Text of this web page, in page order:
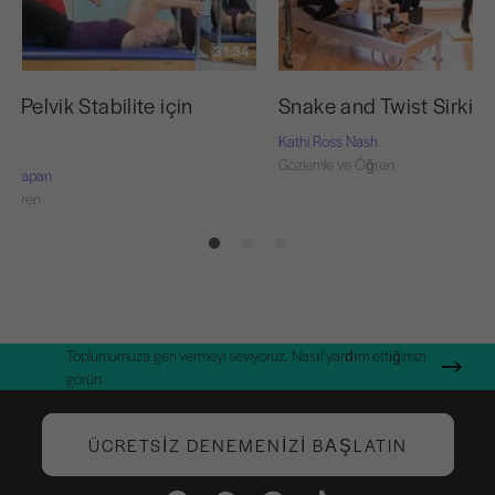
31:34
Pelvik Stabilite için
Capan
Snake and Twist Sirki
Kathi Ross Nash
Gözlemle ve Öğren
Toplumumuza geri vermeyi seviyoruz. Nasıl yardım ettiğimizi
görün.
ÜCRETSIZ DENEMENIZI BAŞLATIN